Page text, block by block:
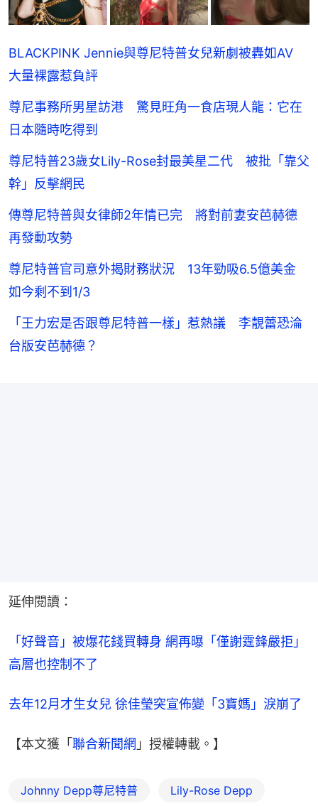
BLACKPINK Jennie與尊尼特普女兒新劇被轟如AV
大量裸露惹負評
尊尼事務所男星訪港 驚見旺角一食店現人龍：它在
日本隨時吃得到
尊尼特普23歲女Lily-Rose封最美星二代 被批「靠父
幹」反擊網民
傳尊尼特普與女律師2年情已完 將對前妻安芭赫德
再發動攻勢
尊尼特普官司意外揭財務狀況 13年勁吸6.5億美金
如今剩不到1/3
「王力宏是否跟尊尼特普一樣」惹熱議 李靚蕾恐淪
台版安芭赫德？
延伸閱讀：
「好聲音」被爆花錢買轉身 網再曝「僅謝霆鋒嚴拒」
高層也控制不了
去年12月才生女兒 徐佳瑩突宣佈變「3寶媽」淚崩了
【本文獲「 聯合新聞網 」授權轉載。】
Johnny Depp尊尼特普 Lily-Rose Depp